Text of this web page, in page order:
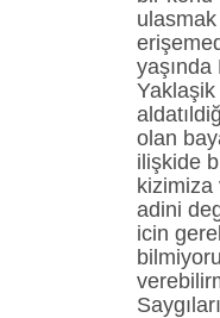
olan
ilişkide
kizimiza
adini
icin